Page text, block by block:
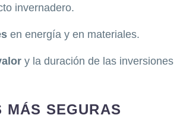
invernadero.
en energía y en materiales.
y la duración de las inversiones
MÁS SEGURAS